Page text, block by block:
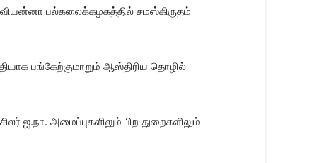
பல்கலைக்கழகத்தில் சமஸ்கிருதம்
பங்கேற்குமாறும் ஆஸ்திரிய தொழில்
ஐ.நா. அமைப்புகளிலும் பிற துறைகளிலும்